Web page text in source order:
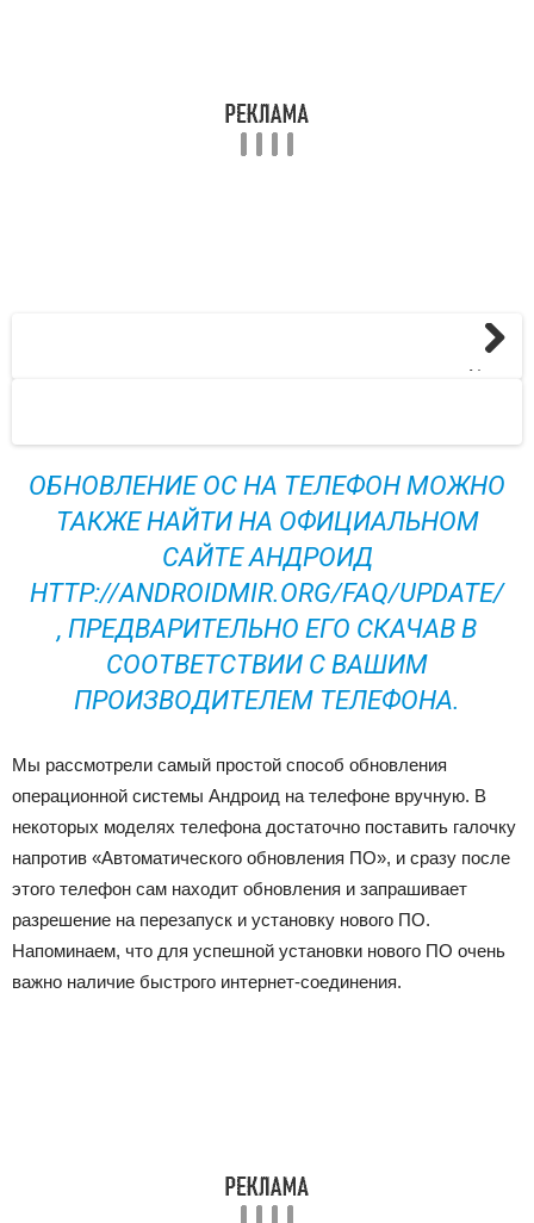
Next
ОБНОВЛЕНИЕ ОС НА ТЕЛЕФОН МОЖНО
ТАКЖЕ НАЙТИ НА ОФИЦИАЛЬНОМ
САЙТЕ АНДРОИД
HTTP://ANDROIDMIR.ORG/FAQ/UPDATE/
, ПРЕДВАРИТЕЛЬНО ЕГО СКАЧАВ В
СООТВЕТСТВИИ С ВАШИМ
ПРОИЗВОДИТЕЛЕМ ТЕЛЕФОНА.
Мы рассмотрели самый простой способ обновления
операционной системы Андроид на телефоне вручную. В
некоторых моделях телефона достаточно поставить галочку
напротив «Автоматического обновления ПО», и сразу после
этого телефон сам находит обновления и запрашивает
разрешение на перезапуск и установку нового ПО.
Напоминаем, что для успешной установки нового ПО очень
важно наличие быстрого интернет-соединения.